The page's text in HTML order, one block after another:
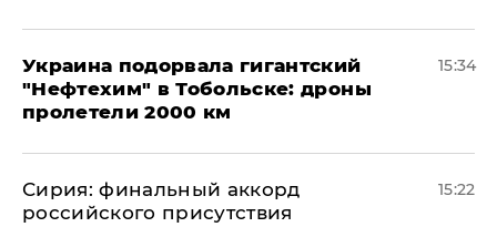
Украина подорвала гигантский
"Нефтехим" в Тобольске: дроны
пролетели 2000 км
15:34
​Сирия: финальный аккорд
российского присутствия
15:22